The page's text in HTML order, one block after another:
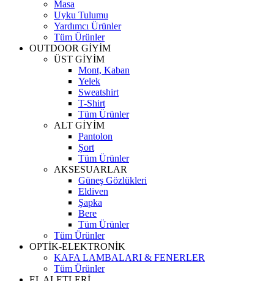
Masa
Uyku Tulumu
Yardımcı Ürünler
Tüm Ürünler
OUTDOOR GİYİM
ÜST GİYİM
Mont, Kaban
Yelek
Sweatshirt
T-Shirt
Tüm Ürünler
ALT GİYİM
Pantolon
Şort
Tüm Ürünler
AKSESUARLAR
Güneş Gözlükleri
Eldiven
Şapka
Bere
Tüm Ürünler
Tüm Ürünler
OPTİK-ELEKTRONİK
KAFA LAMBALARI & FENERLER
Tüm Ürünler